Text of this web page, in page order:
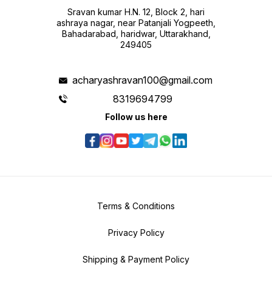
Sravan kumar H.N. 12, Block 2, hari
ashraya nagar, near Patanjali Yogpeeth,
Bahadarabad, haridwar, Uttarakhand,
249405
acharyashravan100@gmail.com
8319694799
Follow us here
Terms & Conditions
Privacy Policy
Shipping & Payment Policy